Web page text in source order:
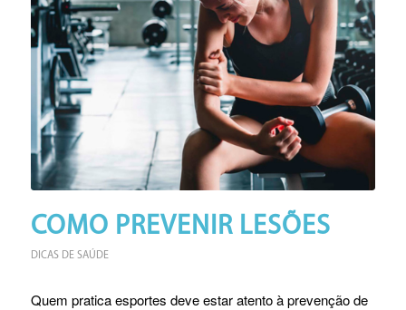
COMO PREVENIR LESÕES
DICAS DE SAÚDE
Quem pratica esportes deve estar atento à prevenção de